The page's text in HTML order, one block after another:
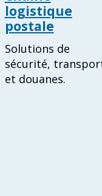
logistique
postale
Solutions de
sécurité,
et douanes.